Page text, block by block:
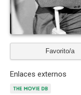
Favorito/a
Enlaces externos